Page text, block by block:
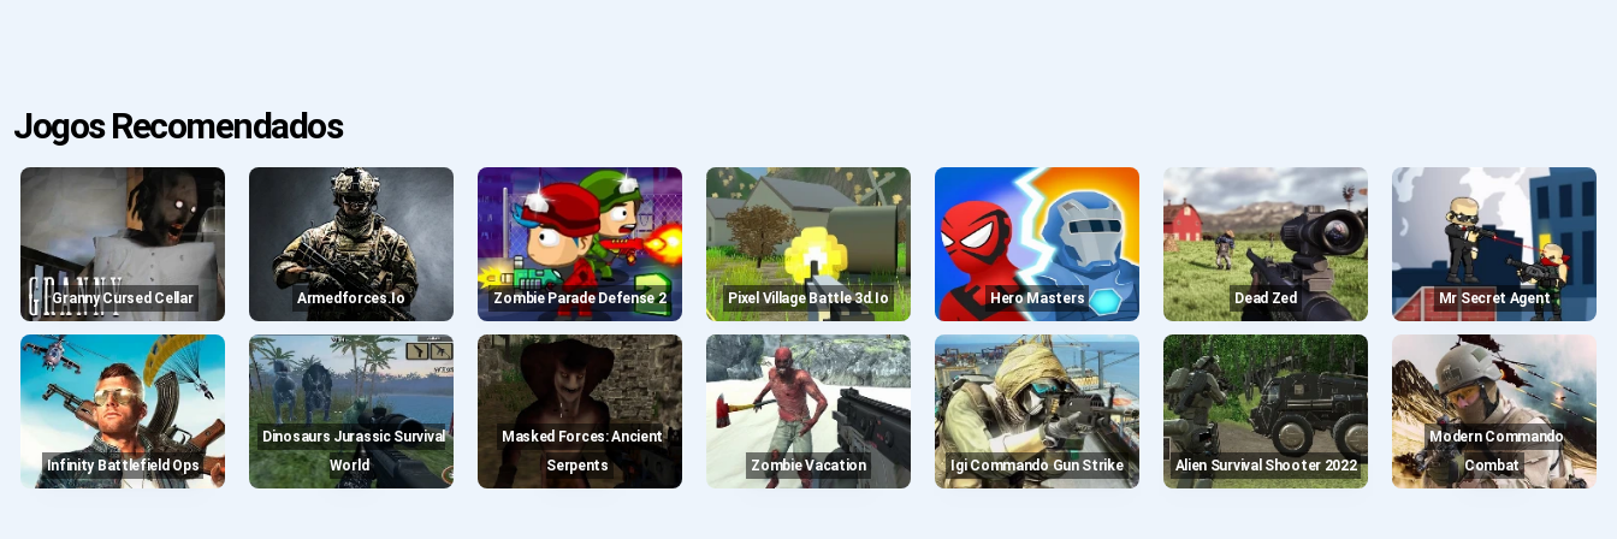
Jogos Recomendados
Granny Cursed Cellar Armedforces.io Zombie Parade Defense 2 Pixel Village Battle 3d.io Hero Masters Dead Zed Mr Secret Agent
Infinity Battlefield Ops
Dinosaurs Jurassic Survival
World
Masked Forces: Ancient
Serpents
Zombie Vacation Igi Commando Gun Strike Alien Survival Shooter 2022
Modern Commando
Combat